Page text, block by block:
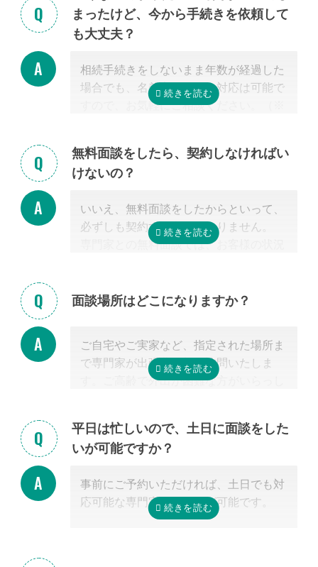
く、その士業が相続税に強いかどうかだ
からです。
の必修科目でないことから資格試験を取
る時に選択していない人にとっては専門
外となります。
も大切だと言えます。
なお自宅から離れた専門家をご紹介した
等まで出張費無料で訪問可能ですのでご
安心ください。
まったけど、今から手続きを依頼して
も大丈夫？
相続手続きをしないまま年数が経過した
場合でも、名義変更などの対応は可能で
すので、お気軽にご相談ください。（※
無料面談をしたら、契約しなければい
けないの？
いいえ、無料面談をしたからといって、
必ずしも契約する必要はありません。
専門家との無料面談では、お客様の状況
提示させて頂きます。
こく営業するようなことはありませんの
でご安心ください。
面談場所はどこになりますか？
ご自宅やご実家など、指定された場所ま
で専門家が出張費無料で訪問いたしま
す。ご高齢で外出が困難な方がいらっし
を使ったオンライン面談にも対応可能で
す。（一部士業を除く）
までご希望の方法をお申し付けくださ
い。
平日は忙しいので、土日に面談をした
いが可能ですか？
事前にご予約いただければ、土日でも対
応可能な専門家のご紹介が可能です。